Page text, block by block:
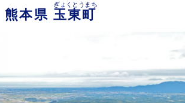
熊本県玉東町
ぎょくとうまち